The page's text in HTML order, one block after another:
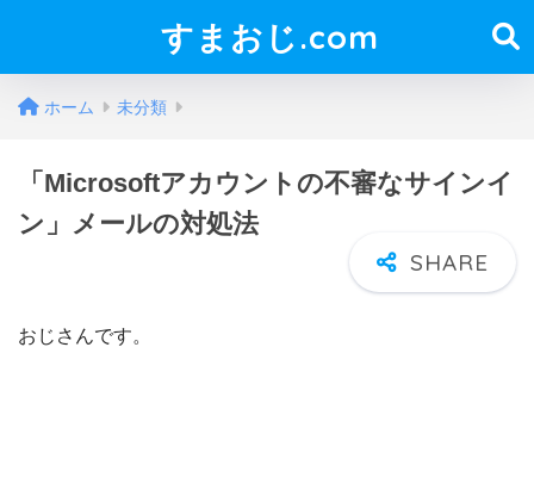
すまおじ.com
ホーム 未分類
「Microsoftアカウントの不審なサインイ
ン」メールの対処法
おじさんです。